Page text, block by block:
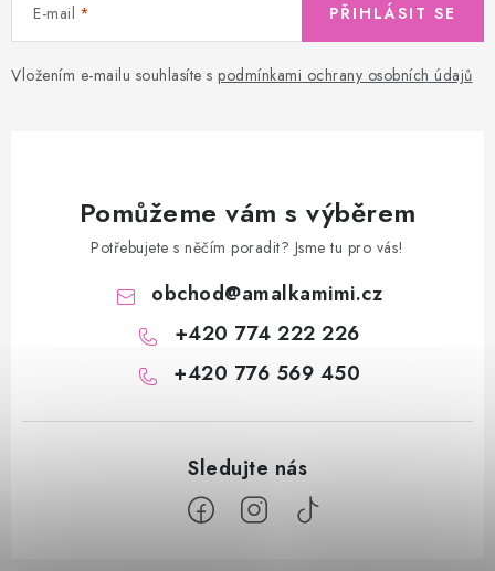
E-mail
Vložením e-mailu souhlasíte s podmínkami ochrany osobních údajů
PŘIHLÁSIT SE
Pomůžeme vám s výběrem
Potřebujete s něčím poradit? Jsme tu pro vás!
obchod@amalkamimi.cz
+420 774 222 226
+420 776 569 450